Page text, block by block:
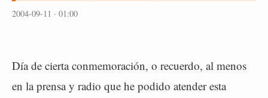
2004-09-11 · 01:00
Día de cierta conmemoración, o recuerdo, al menos
en la prensa y radio que he podido atender esta